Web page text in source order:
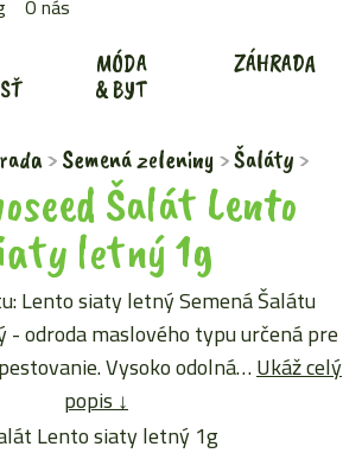
MÓDA
& BYT
ZÁHRADA
O nás
Semená zeleniny Šaláty
Šalát Lento
letný 1g
Lento siaty letný Semená Šalátu
odroda maslového typu určená pre
Vysoko odolná…Ukáž celý
popis ↓